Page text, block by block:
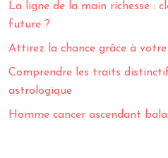
La ligne de la main richesse :
future ?
Attirez la chance grâce à
Comprendre les traits
astrologique
Homme cancer ascendant